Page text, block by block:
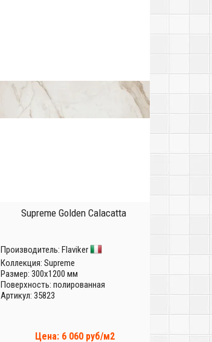
Supreme Golden Calacatta
Производитель: Flaviker
Коллекция: Supreme
Размер: 300x1200 мм
Поверхность: полированная
Артикул: 35823
Цена: 6 060 руб/м2